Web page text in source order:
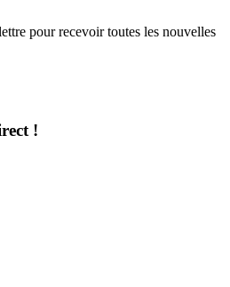
pour recevoir toutes les nouvelles
!